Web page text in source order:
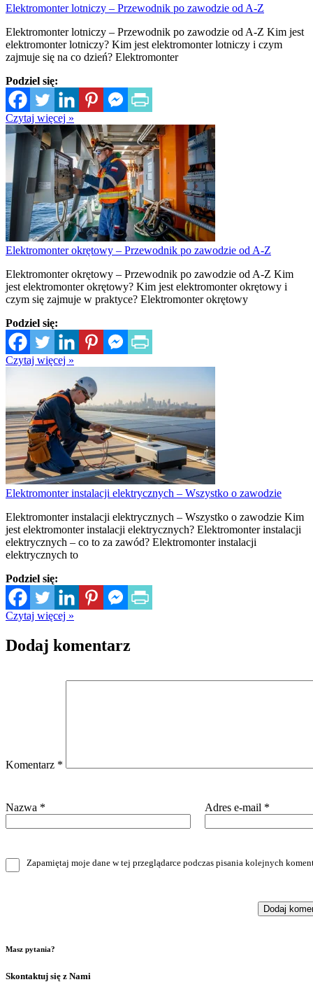
Elektromonter lotniczy – Przewodnik po zawodzie od A-Z
Elektromonter lotniczy – Przewodnik po zawodzie od A-Z Kim jest
elektromonter lotniczy? Kim jest elektromonter lotniczy i czym
zajmuje się na co dzień? Elektromonter
Podziel się:
Czytaj więcej »
Elektromonter okrętowy – Przewodnik po zawodzie od A-Z
Elektromonter okrętowy – Przewodnik po zawodzie od A-Z Kim
jest elektromonter okrętowy? Kim jest elektromonter okrętowy i
czym się zajmuje w praktyce? Elektromonter okrętowy
Podziel się:
Czytaj więcej »
Elektromonter instalacji elektrycznych – Wszystko o zawodzie
Elektromonter instalacji elektrycznych – Wszystko o zawodzie Kim
jest elektromonter instalacji elektrycznych? Elektromonter instalacji
elektrycznych – co to za zawód? Elektromonter instalacji
elektrycznych to
Podziel się:
Czytaj więcej »
Dodaj komentarz
Komentarz *
Nazwa * Adres e-mail *
Zapamiętaj moje dane w tej przeglądarce podczas pisania kolejnych
Masz pytania?
Skontaktuj się z Nami